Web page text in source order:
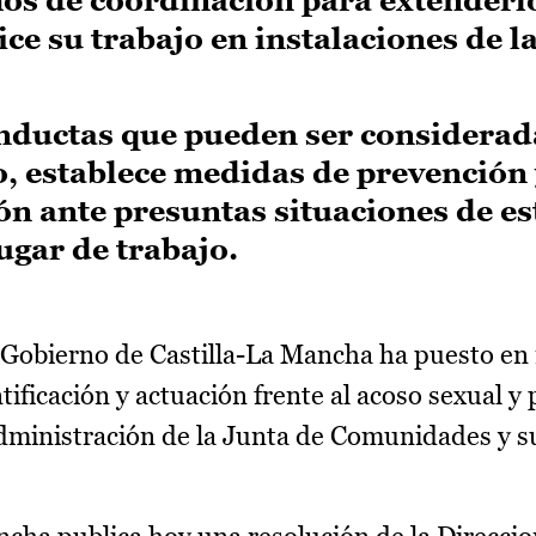
su trabajo en instalaciones de
que pueden ser
establece medidas de
ante presuntas situaciones de
de trabajo.
de Castilla-La Mancha ha puesto
y actuación frente al acoso sexual y
de la Junta de Comunidades y